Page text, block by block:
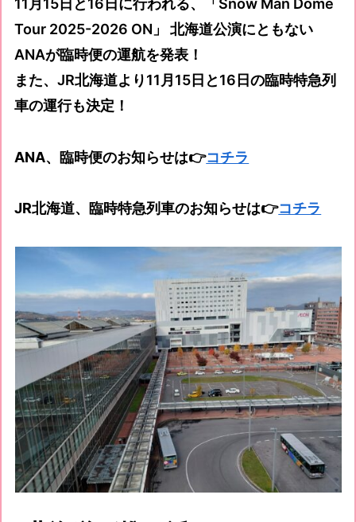
11月15日と16日に行われる、「Snow Man Dome
Tour 2025-2026 ON」 北海道公演にともない
ANAが臨時便の運航を発表！
また、JR北海道より11月15日と16日の臨時特急列
車の運行も決定！
ANA、臨時便のお知らせは👉コチラ
JR北海道、臨時特急列車のお知らせは👉コチラ